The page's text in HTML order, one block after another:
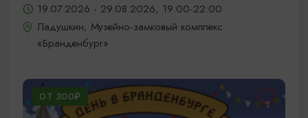
19.07.2026 - 29.08.2026, 19:00-22:00
Ладушкин, Музейно-замковый комплекс
«Бранденбург»
ОТ 300₽